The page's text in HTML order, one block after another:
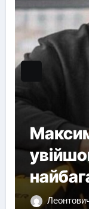
NV